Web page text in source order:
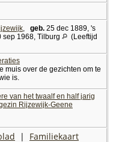
, geb. 25 dec 1889, 's
sep 1968, Tilburg
(Leeftijd
muis over de gezichten om te
is.
van het twaalf en half jarig
Rijzewijk-Geene
| Familiekaart